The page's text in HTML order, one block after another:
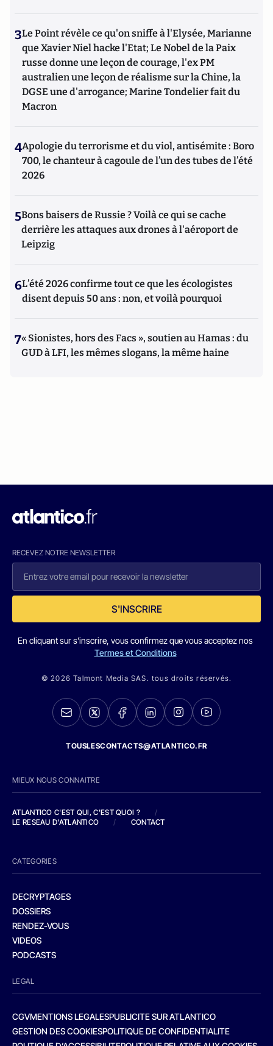
3Le Point révèle ce qu'on sniffe à l'Elysée, Marianne
que Xavier Niel hacke l'Etat; Le Nobel de la Paix
russe donne une leçon de courage, l'ex PM
australien une leçon de réalisme sur la Chine, la
DGSE une d'arrogance; Marine Tondelier fait du
Macron
4Apologie du terrorisme et du viol, antisémite : Boro
700, le chanteur à cagoule de l’un des tubes de l’été
2026
5Bons baisers de Russie ? Voilà ce qui se cache
derrière les attaques aux drones à l'aéroport de
Leipzig
6L’été 2026 confirme tout ce que les écologistes
disent depuis 50 ans : non, et voilà pourquoi
7« Sionistes, hors des Facs », soutien au Hamas : du
GUD à LFI, les mêmes slogans, la même haine
RECEVEZ NOTRE NEWSLETTER
S'INSCRIRE
En cliquant sur s'inscrire, vous confirmez que vous acceptez nos
Termes et Conditions
© 2026 Talmont Media SAS. tous droits réservés.
TOUSLESCONTACTS@ATLANTICO.FR
MIEUX NOUS CONNAITRE
ATLANTICO C'EST QUI, C'EST QUOI ?
/
LE RESEAU D'ATLANTICO
/ CONTACT
CATEGORIES
DECRYPTAGES
DOSSIERS
RENDEZ-VOUS
VIDEOS
PODCASTS
LEGAL
CGVMENTIONS LEGALESPUBLICITE SUR ATLANTICO
GESTION DES COOKIESPOLITIQUE DE CONFIDENTIALITE